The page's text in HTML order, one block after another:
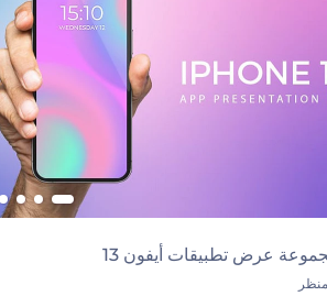
عرض تطبيقات أيفون 13